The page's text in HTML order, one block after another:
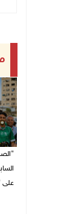
على